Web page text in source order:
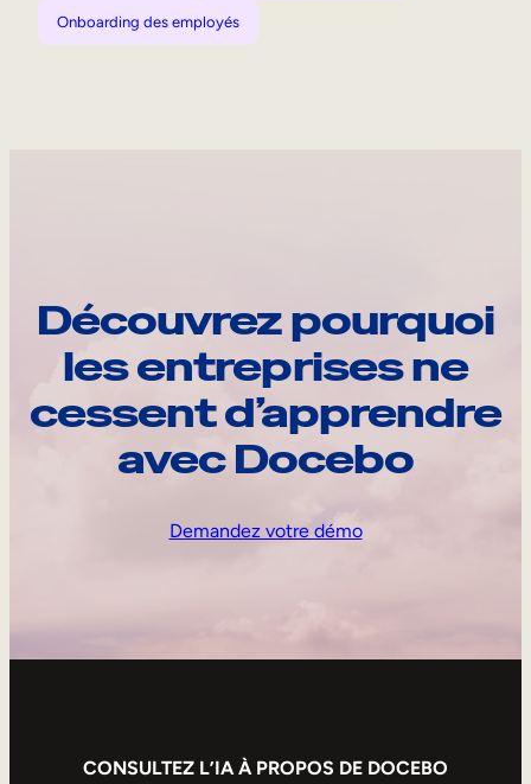
Onboarding des employés
Découvrez pourquoi
les entreprises ne
cessent d’apprendre
avec Docebo
Demandez votre démo
CONSULTEZ L’IA À PROPOS DE DOCEBO